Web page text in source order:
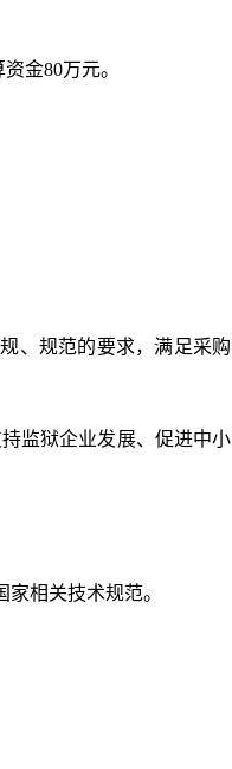
资金80万元。
、规范的要求，满足采购
监狱企业发展、促进中小
相关技术规范。